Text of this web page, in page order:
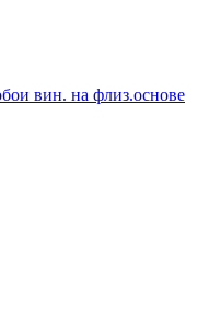
вин. на флиз.основе